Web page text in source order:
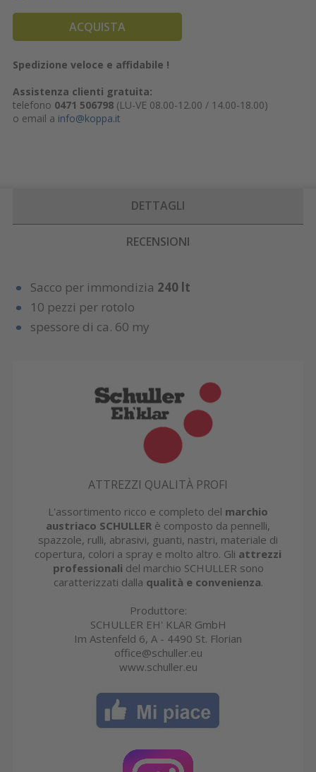
ACQUISTA
Spedizione veloce e affidabile !
Assistenza clienti gratuita:
telefono 0471 506798(LU-VE 08.00-12.00 / 14.00-18.00)
o email a info@koppa.it
DETTAGLI
RECENSIONI
Sacco per immondizia 240 lt
10 pezzi per rotolo
spessore di ca. 60 my
ATTREZZI QUALITÀ PROFI
L'assortimento ricco e completo del marchio
austriaco SCHULLER è composto da pennelli,
spazzole, rulli, abrasivi, guanti, nastri, materiale di
copertura, colori a spray e molto altro. Gli attrezzi
professionali del marchio SCHULLER sono
caratterizzati dalla qualità e convenienza.
Produttore:
SCHULLER EH' KLAR GmbH
Im Astenfeld 6, A - 4490 St. Florian
office@schuller.eu
www.schuller.eu